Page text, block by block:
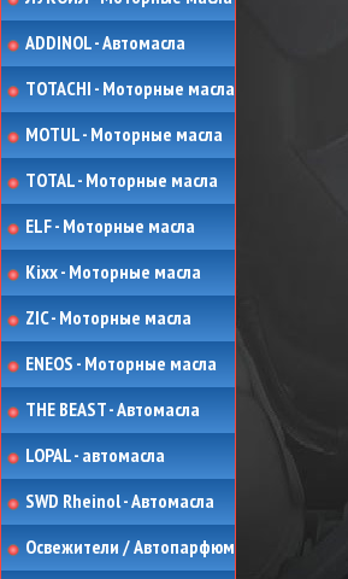
ADDINOL - Автомасла
TOTACHI - Моторные масла
MOTUL - Моторные масла
TOTAL - Моторные масла
ELF - Моторные масла
Kixx - Моторные масла
ZIC - Моторные масла
ENEOS - Моторные масла
THE BEAST - Автомасла
LOPAL - автомасла
SWD Rheinol - Автомасла
Освежители / Автопарфюм